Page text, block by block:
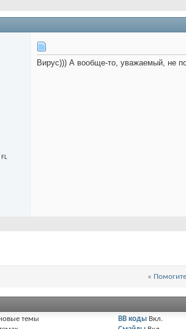
Вирус))) А вообще-то, уважаемый, не
«
темы
BB коды Вкл.